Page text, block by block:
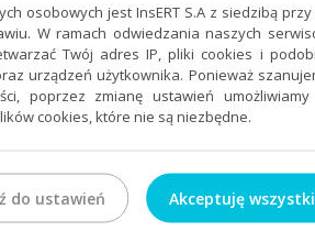
nexo,Rewizor nexo ,Sello NX,
nexo,Rewizor nexo,Sello NX,
osobowych jest InsERT S.A z siedzibą przy
W ramach odwiedzania naszych
Twój adres IP, pliki cookies i
urządzeń użytkownika. Ponieważ
poprzez zmianę ustawień umożliwiamy
cookies, które nie są niezbędne.
do ustawień Akceptuję